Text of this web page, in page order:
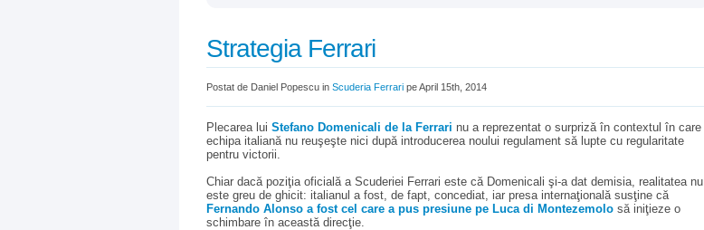
Strategia Ferrari
Postat de Daniel Popescu in Scuderia Ferrari pe April 15th, 2014
Plecarea lui Stefano Domenicali de la Ferrari nu a reprezentat o surpriză în contextul în care
echipa italiană nu reuşeşte nici după introducerea noului regulament să lupte cu regularitate
pentru victorii.
Chiar dacă poziţia oficială a Scuderiei Ferrari este că Domenicali şi-a dat demisia, realitatea nu
este greu de ghicit: italianul a fost, de fapt, concediat, iar presa internaţională susţine că
Fernando Alonso a fost cel care a pus presiune pe Luca di Montezemolo să iniţieze o
schimbare în această direcţie.